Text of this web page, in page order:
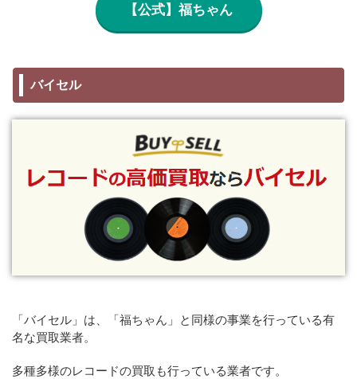
【公式】福ちゃん
バイセル
「バイセル」は、「福ちゃん」と同様の事業を行っている有
名な買取業者。
多種多様のレコードの買取も行っている業者です。